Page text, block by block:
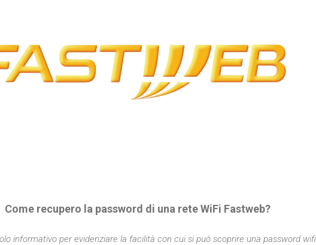
Come recupero la password di una rete WiFi Fastweb?
informativo per evidenziare la facilità con cui si può scoprire una password wifi